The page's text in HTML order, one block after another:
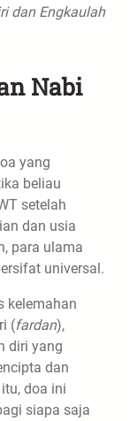
dan Engkaulah
Nabi
yang
beliau
setelah
dan usia
para ulama
universal.
kelemahan
(fardan),
diri yang
dan
doa ini
siapa saja